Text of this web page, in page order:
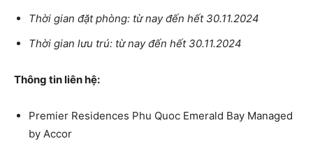
Thời gian đặt phòng: từ nay đến hết 30.11.2024
Thời gian lưu trú: từ nay đến hết 30.11.2024
Thông tin liên hệ:
Premier Residences Phu Quoc Emerald Bay Managed
by Accor